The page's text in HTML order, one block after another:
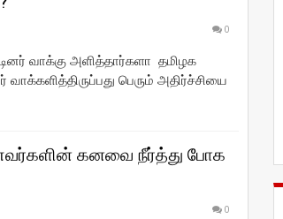
0
வாக்கு அளித்தார்களா தமிழக
பெரும் அதிர்ச்சியை
கனவை நீர்த்து போக
0